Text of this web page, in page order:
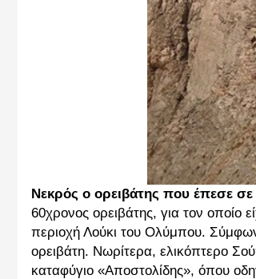
Νεκρός ο ορειβάτης που έπεσε
60χρονος ορειβάτης, για τον
περιοχή Λούκι του Ολύμπου.
ορειβάτη. Νωρίτερα, ελικόπτερο
καταφύγιο «Αποστολίδης», όπου